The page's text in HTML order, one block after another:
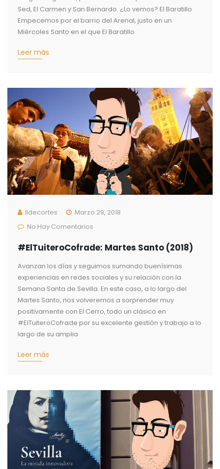
Sed, El Carmen y San Bernardo. ¿Lo vemos? El Baratillo
Empecemos por el barrio del Arenal, justo en un
Miércoles Santo en el que El Baratillo
Leer más
Ildecortes
Marzo 29, 2018
No Hay Comentarios
#ElTuiteroCofrade: Martes Santo (2018)
Avanzan los días y seguimos sumando buenísimas
experiencias en redes sociales y su relación con la
Semana Santa de Sevilla. En este caso, a lo largo del
Martes Santo, nos volveremos a sorprender muy
positivamente con El Cerro, todo un clásico en
#ElTuiteroCofrade por su excelente gestión y trabajo a lo
largo de su amplia
Leer más